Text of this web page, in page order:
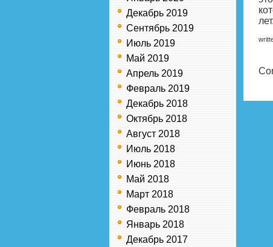
Декабрь 2019
Сентябрь 2019
Июль 2019
Май 2019
Апрель 2019
Февраль 2019
Декабрь 2018
Октябрь 2018
Август 2018
Июль 2018
Июнь 2018
Май 2018
Март 2018
Февраль 2018
Январь 2018
Декабрь 2017
лет.